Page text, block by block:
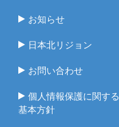
お知らせ
日本北リジョン
お問い合わせ
個人情報保護に関する
基本方針